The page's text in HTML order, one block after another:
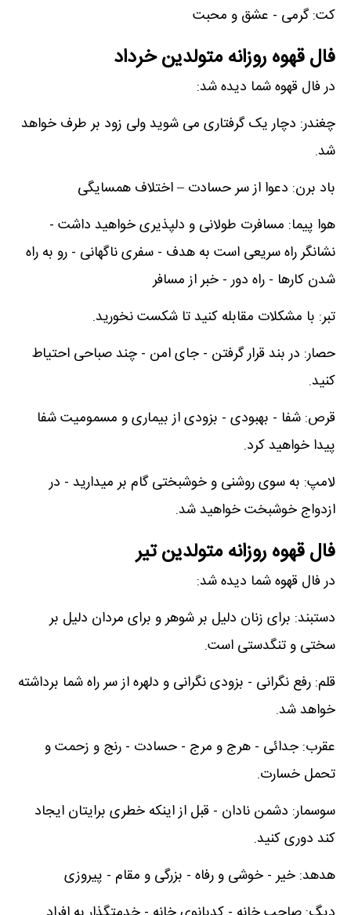
کت: گرمی - عشق و محبت
فال قهوه روزانه متولدین خرداد
در فال قهوه شما دیده شد:
چغندر: دچار یک گرفتاری می شوید ولی زود بر طرف خواهد
شد.
باد برن: دعوا از سر حسادت – اختلاف همسایگی
هوا پیما: مسافرت طولانی و دلپذیری خواهید داشت -
نشانگر راه سریعی است به هدف - سفری ناگهانی - رو به راه
شدن کارها - راه دور - خبر از مسافر
تبر: با مشکلات مقابله کنید تا شکست نخورید.
حصار: در بند قرار گرفتن - جای امن - چند صباحی احتیاط
کنید.
قرص: شفا - بهبودی - بزودی از بیماری و مسمومیت شفا
پیدا خواهید کرد.
لامپ: به سوی روشنی و خوشبختی گام بر میدارید - در
ازدواج خوشبخت خواهید شد.
فال قهوه روزانه متولدین تیر
در فال قهوه شما دیده شد:
دستبند: برای زنان دلیل بر شوهر و برای مردان دلیل بر
سختی و تنگدستی است.
قلم: رفع نگرانی - بزودی نگرانی و دلهره از سر راه شما برداشته
خواهد شد.
عقرب: جدائی - هرج و مرج - حسادت - رنج و زحمت و
تحمل خسارت.
سوسمار: دشمن نادان - قبل از اینکه خطری برایتان ایجاد
کند دوری کنید.
هدهد: خیر - خوشی و رفاه - بزرگی و مقام - پیروزی